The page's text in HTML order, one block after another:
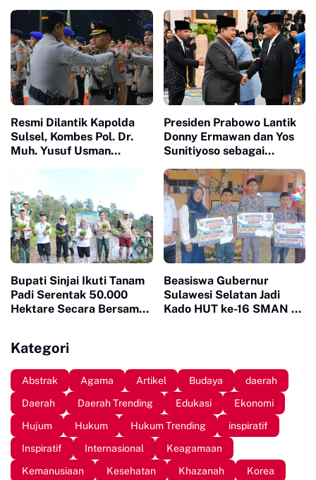
Predikat Lulusan Terbaik
Tingkat UINAM
Resmi Dilantik Kapolda
Sulsel, Kombes Pol. Dr.
Muh. Yusuf Usman
Presiden Prabowo Lantik
Donny Ermawan dan Yos
Sunitiyoso sebagai
Gubernur Universitas
Republik Indonesia
Bupati Sinjai Ikuti Tanam
Padi Serentak 50.000
Hektare Secara Bersama
Beasiswa Gubernur
Sulawesi Selatan Jadi
Kado HUT ke-16 SMAN 10
Kategori
Abstrak Agama Artikel Budaya
daerah
Daerah
Daerah Trending Edukasi
Ekonomi
Hujum
Hukum Hukum Trending
inspiratif
Inspiratif
Internasional
Keagamaan
Kemanusiaan
Kesehatan Khazanah
Korea